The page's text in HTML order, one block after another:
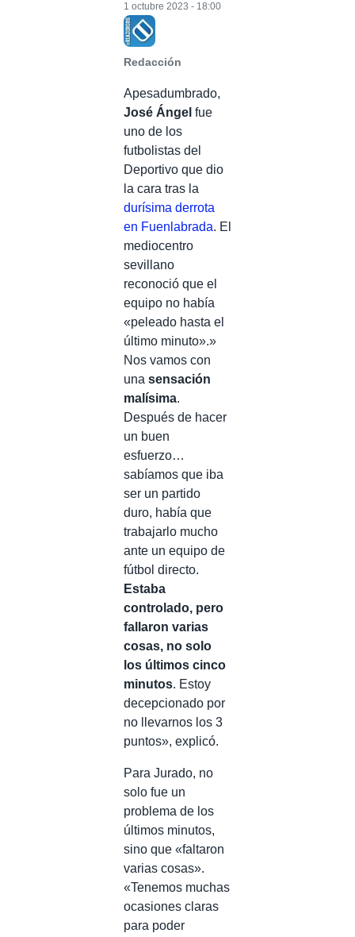
Redacción
1 octubre 2023 - 18:00
Apesadumbrado,
José Ángel fue
uno de los
futbolistas del
Deportivo que dio
la cara tras la
durísima derrota
en Fuenlabrada. El
mediocentro
sevillano
reconoció que el
equipo no había
«peleado hasta el
último minuto».»
Nos vamos con
una sensación
malísima.
Después de hacer
un buen
esfuerzo…
sabíamos que iba
ser un partido
duro, había que
trabajarlo mucho
ante un equipo de
fútbol directo.
Estaba
controlado, pero
fallaron varias
cosas, no solo
los últimos cinco
minutos. Estoy
decepcionado por
no llevarnos los 3
puntos», explicó.
Para Jurado, no
solo fue un
problema de los
últimos minutos,
sino que «faltaron
varias cosas».
«Tenemos muchas
ocasiones claras
para poder